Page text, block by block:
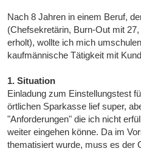
Nach 8 Jahren in einem Beruf,
(Chefsekretärin, Burn-Out mit
erholt), wollte ich mich
kaufmännische Tätigkeit mit
1. Situation
Einladung zum Einstellungstest
örtlichen Sparkasse lief super,
"Anforderungen" die ich nicht
weiter eingehen könne. Da im
thematisiert wurde, muss es der